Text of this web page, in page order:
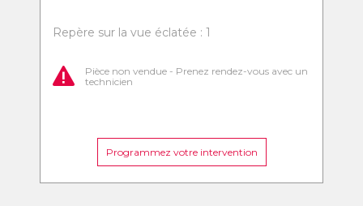
Repère sur la vue éclatée : 1
Pièce non vendue - Prenez rendez-vous avec un
technicien
Programmez votre intervention